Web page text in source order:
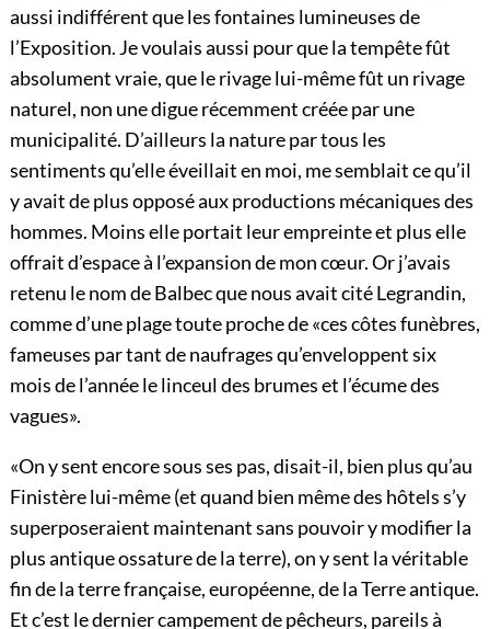
aussi indifférent que les fontaines lumineuses de
l’Exposition. Je voulais aussi pour que la tempête fût
absolument vraie, que le rivage lui-même fût un rivage
naturel, non une digue récemment créée par une
municipalité. D’ailleurs la nature par tous les
sentiments qu’elle éveillait en moi, me semblait ce qu’il
y avait de plus opposé aux productions mécaniques des
hommes. Moins elle portait leur empreinte et plus elle
offrait d’espace à l’expansion de mon cœur. Or j’avais
retenu le nom de Balbec que nous avait cité Legrandin,
comme d’une plage toute proche de «ces côtes funèbres,
fameuses par tant de naufrages qu’enveloppent six
mois de l’année le linceul des brumes et l’écume des
vagues».
«On y sent encore sous ses pas, disait-il, bien plus qu’au
Finistère lui-même (et quand bien même des hôtels s’y
superposeraient maintenant sans pouvoir y modifier la
plus antique ossature de la terre), on y sent la véritable
fin de la terre française, européenne, de la Terre antique.
Et c’est le dernier campement de pêcheurs, pareils à